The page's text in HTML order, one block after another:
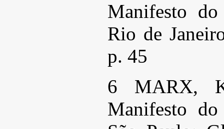
Manifesto
Rio de
p. 45
6 MARX,
Manifesto